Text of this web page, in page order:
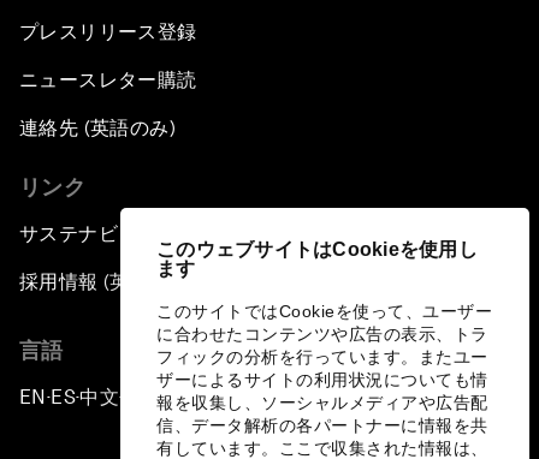
このウェブサイトはCookieを使用し
ます
このサイトではCookieを使って、ユーザー
に合わせたコンテンツや広告の表示、トラ
フィックの分析を行っています。またユー
ザーによるサイトの利用状況についても情
報を収集し、ソーシャルメディアや広告配
信、データ解析の各パートナーに情報を共
有しています。ここで収集された情報は、
プレスリリース登録
ニュースレター購読
連絡先 (英語のみ)
リンク
サステナビリティへの取り組み
採用情報 (英語のみ)
言語
EN ▪ES▪中文▪ 日本語